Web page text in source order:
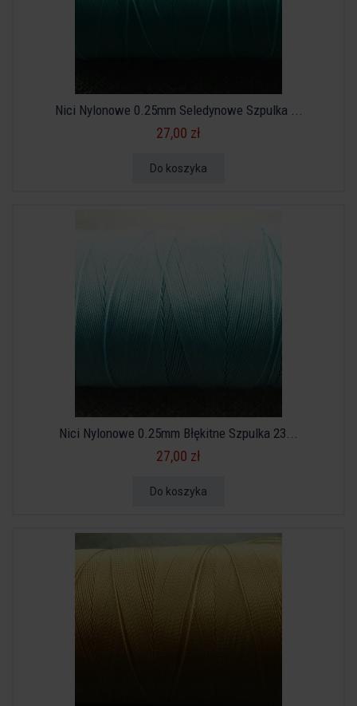
Nici Nylonowe 0.25mm Seledynowe Szpulka ...
27,00 zł
Do koszyka
Nici Nylonowe 0.25mm Błękitne Szpulka 23...
27,00 zł
Do koszyka